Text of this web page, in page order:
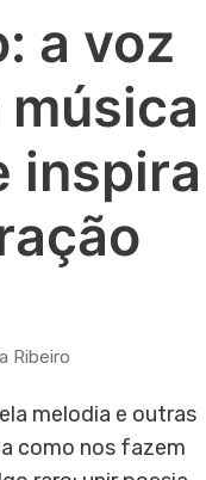
a voz
inspira
Ribeiro
melodia e outras
como nos fazem